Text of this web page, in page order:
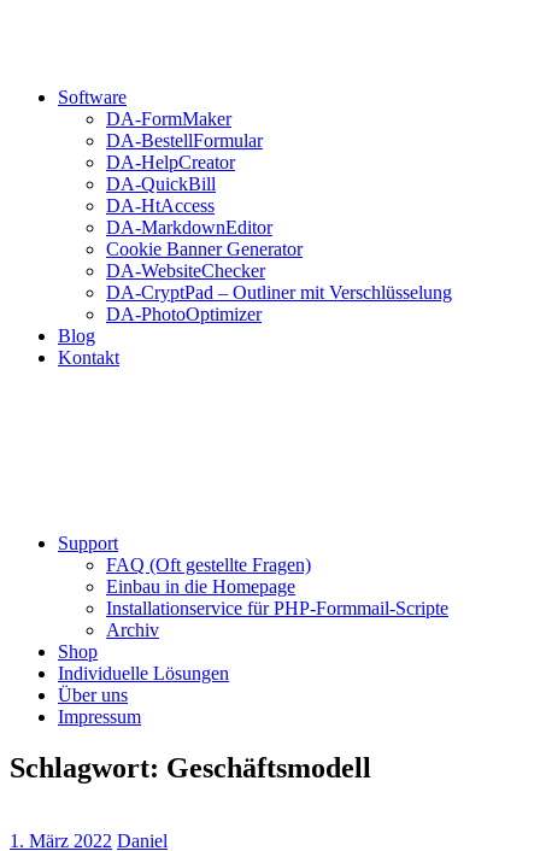
Software
DA-FormMaker
DA-BestellFormular
DA-HelpCreator
DA-QuickBill
DA-HtAccess
DA-MarkdownEditor
Cookie Banner Generator
DA-WebsiteChecker
DA-CryptPad – Outliner mit Verschlüsselung
DA-PhotoOptimizer
Blog
Kontakt
Support
FAQ (Oft gestellte Fragen)
Einbau in die Homepage
Installationservice für PHP-Formmail-Scripte
Archiv
Shop
Individuelle Lösungen
Über uns
Impressum
Schlagwort: Geschäftsmodell
1. März 2022 Daniel